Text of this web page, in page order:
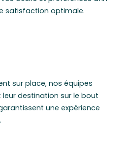
satisfaction optimale.
sur place, nos équipes
destination sur le bout
une expérience